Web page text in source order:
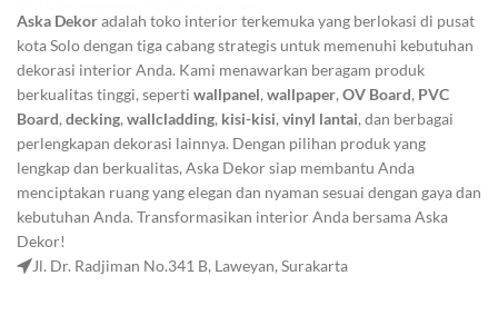
Aska Dekoradalah toko interior terkemuka yang berlokasi di pusat
kota Solo dengan tiga cabang strategis untuk memenuhi kebutuhan
dekorasi interior Anda. Kami menawarkan beragam produk
berkualitas tinggi, seperti wallpanel, wallpaper, OV Board, PVC
Board, decking, wallcladding, kisi-kisi, vinyl lantai, dan berbagai
perlengkapan dekorasi lainnya. Dengan pilihan produk yang
lengkap dan berkualitas, Aska Dekor siap membantu Anda
menciptakan ruang yang elegan dan nyaman sesuai dengan gaya dan
kebutuhan Anda. Transformasikan interior Anda bersama Aska
Dekor!
Jl. Dr. Radjiman No.341 B, Laweyan, Surakarta